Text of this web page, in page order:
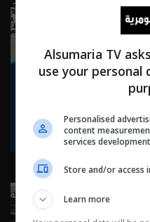
Alsumaria TV
use your
Personalised
content
services development
Store and/or access
Learn more